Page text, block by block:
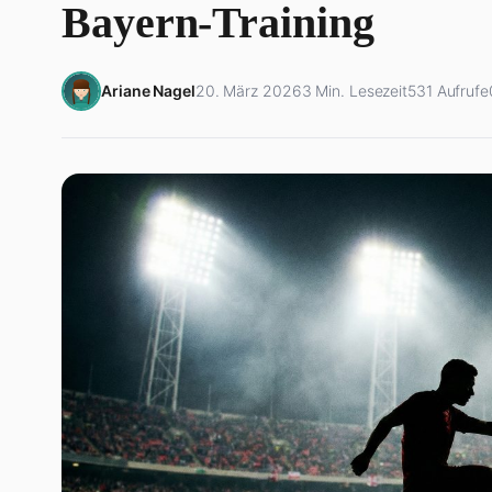
Bayern-Training
Ariane Nagel20. März 20263 Min. Lesezeit531 Aufrufe